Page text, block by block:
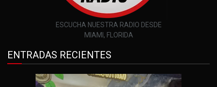
ESCUCHA NUESTRA RADIO DESDE
MIAMI, FLORIDA
ENTRADAS RECIENTES